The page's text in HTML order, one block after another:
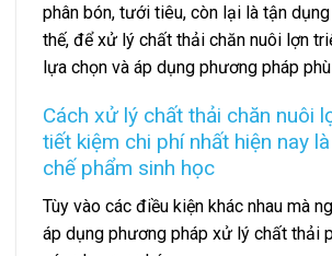
phân bón, tưới tiêu, còn lại là tận
thế, để xử lý chất thải chăn nuôi lợn
lựa chọn và áp dụng phương pháp
Cách xử lý chất thải chăn nuôi
tiết kiệm chi phí nhất hiện nay
chế phẩm sinh học
Tùy vào các điều kiện khác nhau mà
áp dụng phương pháp xử lý chất thải